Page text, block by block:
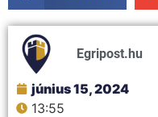
Egripost.hu
június 15, 2024
13:55